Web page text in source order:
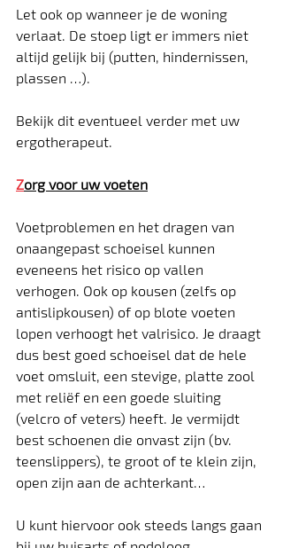
Let ook op wanneer je de woning
verlaat. De stoep ligt er immers niet
altijd gelijk bij (putten, hindernissen,
plassen …).
Bekijk dit eventueel verder met uw
ergotherapeut.
Zorg voor uw voeten
Voetproblemen en het dragen van
onaangepast schoeisel kunnen
eveneens het risico op vallen
verhogen. Ook op kousen (zelfs op
antislipkousen) of op blote voeten
lopen verhoogt het valrisico. Je draagt
dus best goed schoeisel dat de hele
voet omsluit, een stevige, platte zool
met reliëf en een goede sluiting
(velcro of veters) heeft. Je vermijdt
best schoenen die onvast zijn (bv.
teenslippers), te groot of te klein zijn,
open zijn aan de achterkant…
U kunt hiervoor ook steeds langs gaan